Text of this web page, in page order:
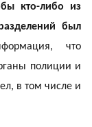
кто-либо из
был
что
полиции и
в том числе и